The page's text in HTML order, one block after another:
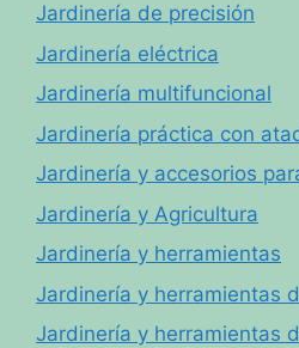
Jardinería de precisión
Jardinería eléctrica
Jardinería multifuncional
Jardinería práctica con
Jardinería y accesorios
Jardinería y Agricultura
Jardinería y herramientas
Jardinería y herramientas
Jardinería y herramientas